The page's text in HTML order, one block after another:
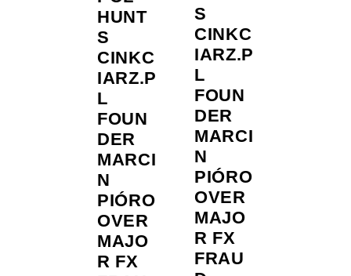
HUNT
S
CINKC
IARZ.P
L
FOUN
DER
MARCI
N
PIÓRO
OVER
MAJO
R FX
S
CINKC
IARZ.P
L
FOUN
DER
MARCI
N
PIÓRO
OVER
MAJO
R FX
FRAU